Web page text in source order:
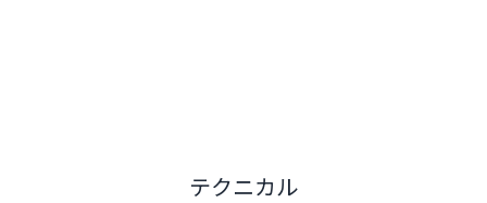
テクニカル